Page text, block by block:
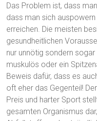
Das Problem ist, dass
dass man sich
erreichen. Die meisten
gesundheitlichen
nur unnötig sondern
muskulös oder ein
Beweis dafür, dass es
oft eher das Gegenteil!
Preis und harter Sport
gesamten Organismus